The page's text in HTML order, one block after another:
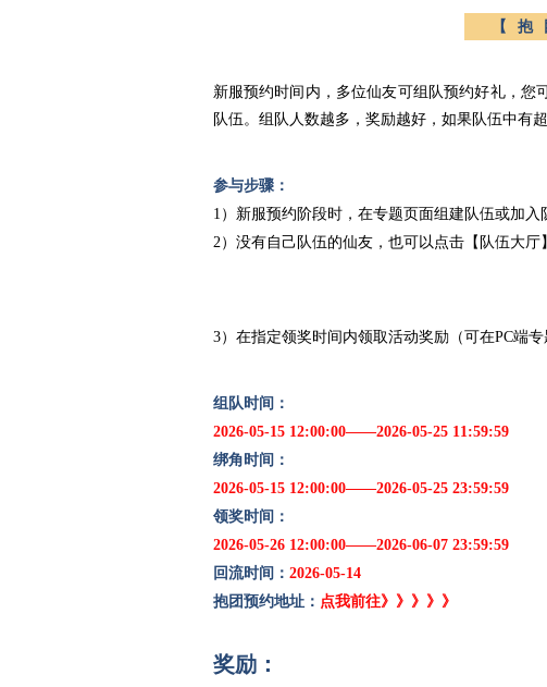
【
新服预约时间内，多位仙友可组队预约好礼，
队伍。组队人数越多，奖励越好，如果队伍中有
参与步骤：
1）新服预约阶段时，在专题页面组建队伍或加入
2） 没有自己队伍的仙友，也可以点击【队伍大厅
3）在指定领奖时间内领取活动奖励（可在PC端
组队时间：
2026-05-15 12:00:00——2026-05-25 11:59:59
绑角时间：
2026-05-15 12:00:00——2026-05-25 23:59:59
领奖时间：
2026-05-26 12:00:00——2026-06-07 23:59:59
回流时间： 2026-05-14
抱团预约地址： 点我前往》》》》》
奖励：